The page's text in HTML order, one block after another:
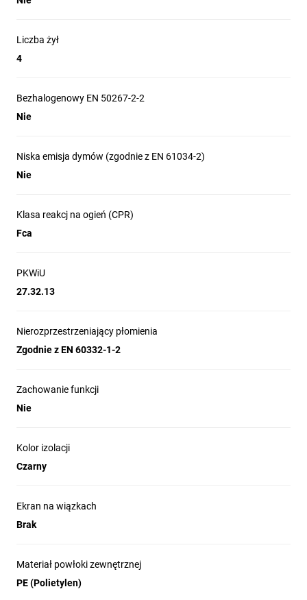
Liczba żył
4
Bezhalogenowy EN 50267-2-2
Nie
Niska emisja dymów (zgodnie z EN 61034-2)
Nie
Klasa reakcj na ogień (CPR)
Fca
PKWiU
27.32.13
Nierozprzestrzeniający płomienia
Zgodnie z EN 60332-1-2
Zachowanie funkcji
Nie
Kolor izolacji
Czarny
Ekran na wiązkach
Brak
Materiał powłoki zewnętrznej
PE (Polietylen)